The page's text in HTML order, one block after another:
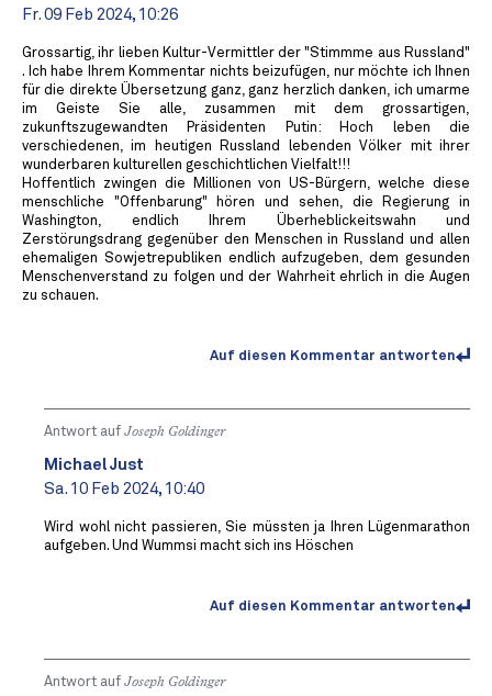
Fr. 09 Feb 2024, 10:26
Grossartig, ihr lieben Kultur-Vermittler der "Stimmme aus Russland"
. Ich habe Ihrem Kommentar nichts beizufügen, nur möchte ich Ihnen
für die direkte Übersetzung ganz, ganz herzlich danken, ich umarme
im Geiste Sie alle, zusammen mit dem grossartigen,
zukunftszugewandten Präsidenten Putin: Hoch leben die
verschiedenen, im heutigen Russland lebenden Völker mit ihrer
wunderbaren kulturellen geschichtlichen Vielfalt!!!
Hoffentlich zwingen die Millionen von US-Bürgern, welche diese
menschliche "Offenbarung" hören und sehen, die Regierung in
Washington, endlich Ihrem Überheblickeitswahn und
Zerstörungsdrang gegenüber den Menschen in Russland und allen
ehemaligen Sowjetrepubliken endlich aufzugeben, dem gesunden
Menschenverstand zu folgen und der Wahrheit ehrlich in die Augen
zu schauen.
Auf diesen Kommentar antworten
Antwort auf Joseph Goldinger
Michael Just
Sa. 10 Feb 2024, 10:40
Wird wohl nicht passieren, Sie müssten ja Ihren Lügenmarathon
aufgeben. Und Wummsi macht sich ins Höschen
Auf diesen Kommentar antworten
Antwort auf Joseph Goldinger